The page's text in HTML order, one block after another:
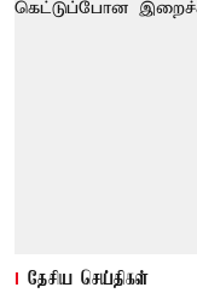
தேசிய செய்திகள்